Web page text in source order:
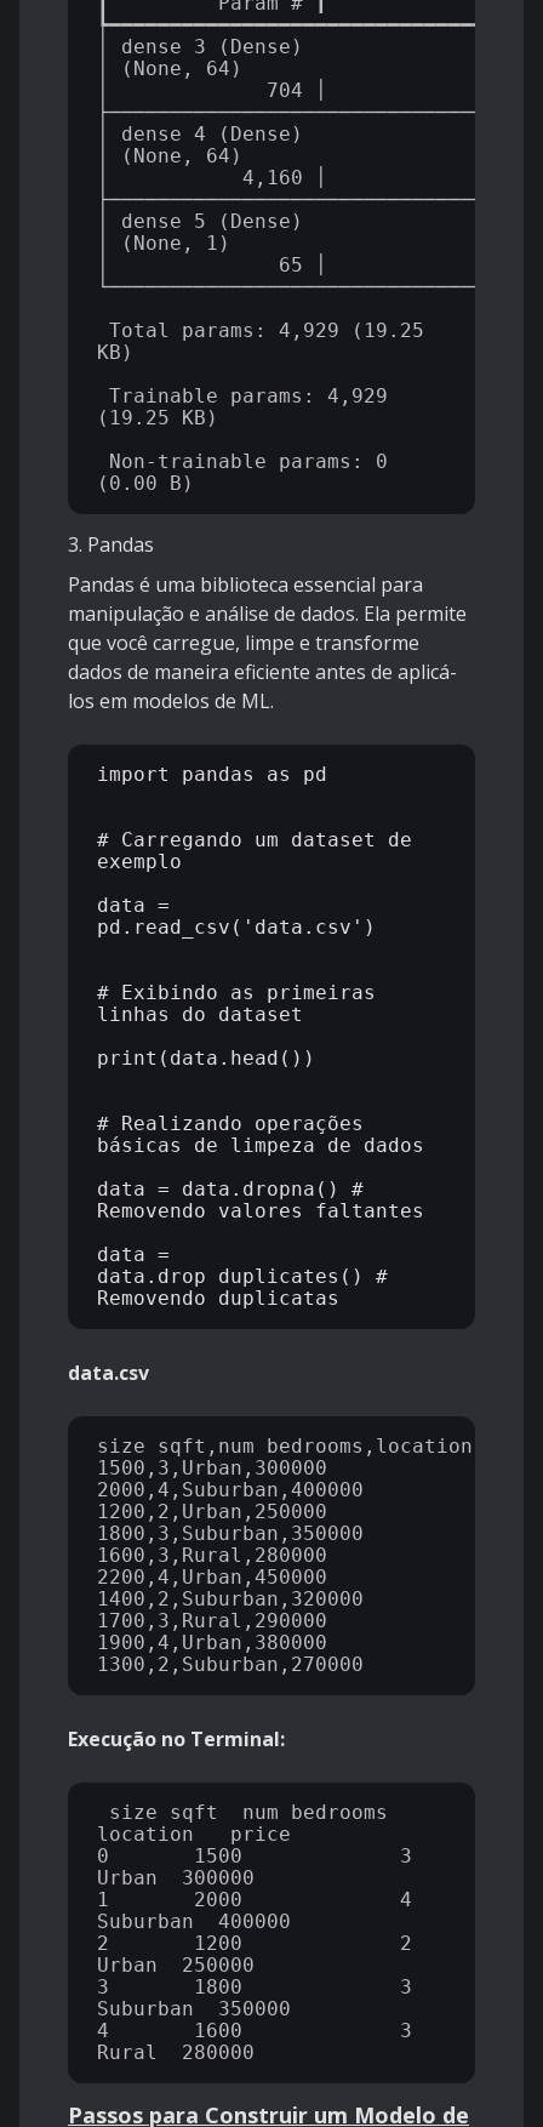
│ dense_3 (Dense)
│ (None, 64)
│             704 │
│ dense_4 (Dense)
│ (None, 64)
│           4,160 │
│ dense_5 (Dense)
│ (None, 1)
│              65 │
KB)
(19.25 KB)
3. Pandas
Pandas é uma biblioteca essencial para
manipulação e análise de dados. Ela permite
que você carregue, limpe e transforme
dados de maneira eficiente antes de aplicá-
los em modelos de ML.
import pandas as pd
# Carregando um dataset de
exemplo
data =
pd.read_csv('data.csv')
# Exibindo as primeiras
linhas do dataset
print(data.head())
# Realizando operações
básicas de limpeza de dados
data = data.dropna() #
Removendo valores faltantes
data =
data.drop_duplicates() #
data.csv
1500,3,Urban,300000
2000,4,Suburban,400000
1200,2,Urban,250000
1800,3,Suburban,350000
1600,3,Rural,280000
2200,4,Urban,450000
1400,2,Suburban,320000
1700,3,Rural,290000
1900,4,Urban,380000
Execução no Terminal:
location   price
0       1500             3
Urban  300000
1       2000             4
Suburban  400000
2       1200             2
Urban  250000
3       1800             3
Suburban  350000
4       1600             3
Passos para Construir um Modelo de